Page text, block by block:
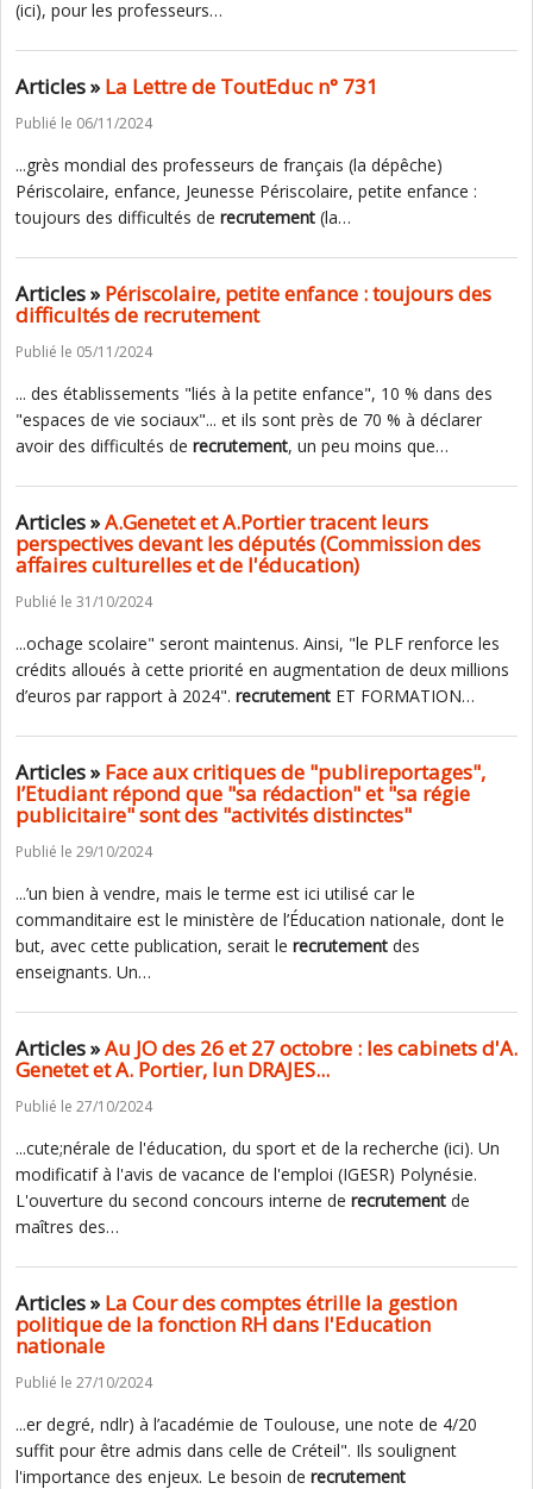
(ici), pour les professeurs…
Articles »La Lettre de ToutEduc n° 731
Publié le 06/11/2024
...grès mondial des professeurs de français (la dépêche)
Périscolaire, enfance, Jeunesse Périscolaire, petite enfance :
toujours des difficultés de recrutement (la…
Articles »Périscolaire, petite enfance : toujours des
difficultés de recrutement
Publié le 05/11/2024
... des établissements "liés à la petite enfance", 10 % dans des
"espaces de vie sociaux"... et ils sont près de 70 % à déclarer
avoir des difficultés de recrutement, un peu moins que…
Articles »A.Genetet et A.Portier tracent leurs
perspectives devant les députés (Commission des
affaires culturelles et de l'éducation)
Publié le 31/10/2024
...ochage scolaire" seront maintenus. Ainsi, "le PLF renforce les
crédits alloués à cette priorité en augmentation de deux millions
d’euros par rapport à 2024". recrutement ET FORMATION…
Articles »Face aux critiques de "publireportages",
l’Etudiant répond que "sa rédaction" et "sa régie
publicitaire" sont des "activités distinctes"
Publié le 29/10/2024
...’un bien à vendre, mais le terme est ici utilisé car le
commanditaire est le ministère de l’Éducation nationale, dont le
but, avec cette publication, serait le recrutement des
enseignants. Un…
Articles »Au JO des 26 et 27 octobre : les cabinets d'A.
Genetet et A. Portier, lun DRAJES...
Publié le 27/10/2024
...cute;nérale de l'éducation, du sport et de la recherche (ici). Un
modificatif à l'avis de vacance de l'emploi (IGESR) Polynésie.
L'ouverture du second concours interne de recrutement de
maîtres des…
Articles »La Cour des comptes étrille la gestion
politique de la fonction RH dans l'Education
nationale
Publié le 27/10/2024
...er degré, ndlr) à l’académie de Toulouse, une note de 4/20
suffit pour être admis dans celle de Créteil". Ils soulignent
l'importance des enjeux. Le besoin de recrutement